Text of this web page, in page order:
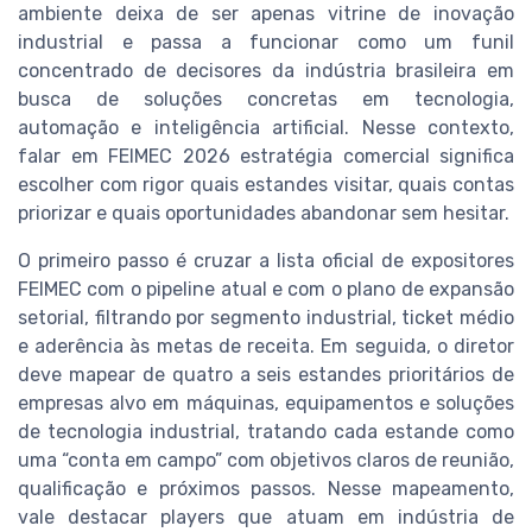
ambiente deixa de ser apenas vitrine de inovação
industrial e passa a funcionar como um funil
concentrado de decisores da indústria brasileira em
busca de soluções concretas em tecnologia,
automação e inteligência artificial. Nesse contexto,
falar em FEIMEC 2026 estratégia comercial significa
escolher com rigor quais estandes visitar, quais contas
priorizar e quais oportunidades abandonar sem hesitar.
O primeiro passo é cruzar a lista oficial de expositores
FEIMEC com o pipeline atual e com o plano de expansão
setorial, filtrando por segmento industrial, ticket médio
e aderência às metas de receita. Em seguida, o diretor
deve mapear de quatro a seis estandes prioritários de
empresas alvo em máquinas, equipamentos e soluções
de tecnologia industrial, tratando cada estande como
uma “conta em campo” com objetivos claros de reunião,
qualificação e próximos passos. Nesse mapeamento,
vale destacar players que atuam em indústria de